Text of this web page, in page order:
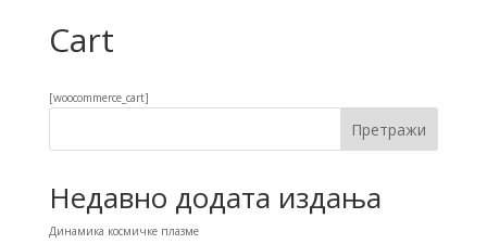
Cart
[woocommerce_cart]
Претражи
Недавно додата издања
Динамика космичке плазме